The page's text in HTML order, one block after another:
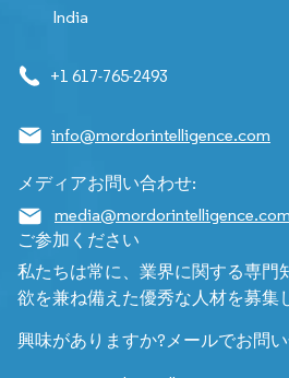
India
+1 617-765-2493
info@mordorintelligence.com
メディアお問い合わせ:
media@mordorintelligence.com
ご参加ください
私たちは常に、業界に関する専門
欲を兼ね備えた優秀な人材を募集
興味がありますか?メールでお問い